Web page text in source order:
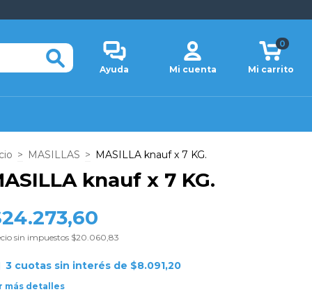
Ayuda Mi cuenta Mi carrito
0
> MASILLAS > MASILLA knauf x 7 KG.
knauf x 7 KG.
sin impuestos $20.060,83
3 cuotas sin interés de $8.091,20
más detalles